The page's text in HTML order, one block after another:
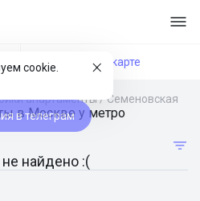
cookie.
в телеграм
На карте
апартаменты/ Семеновская
в Москве у метро
найдено :(